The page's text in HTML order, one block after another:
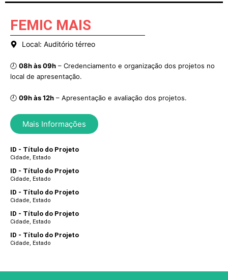
FEMIC MAIS
Local​: Auditório térreo
🕗 08h às 09h – Credenciamento e organização dos projetos no
local de apresentação.
🕘 09h às 12h – Apresentação e avaliação dos projetos.
Mais Informações
ID - Título do Projeto
Cidade, Estado
ID - Título do Projeto
Cidade, Estado
ID - Título do Projeto
Cidade, Estado
ID - Título do Projeto
Cidade, Estado
ID - Título do Projeto
Cidade, Estado